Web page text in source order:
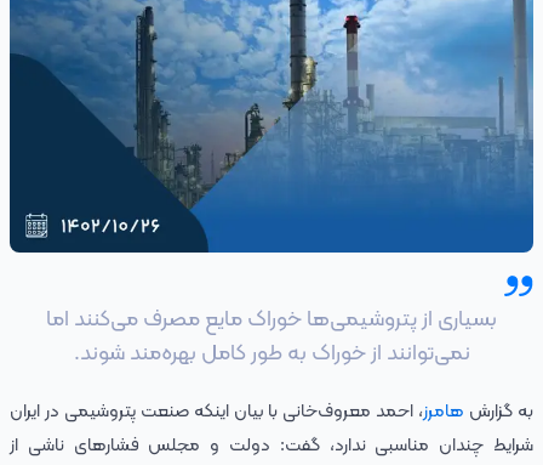
بسیاری از پتروشیمی‌ها خوراک‌ مایع مصرف می‌کنند اما
نمی‌توانند از خوراک به طور کامل بهره‌مند شوند.
به گزارش هامرز، احمد معروف‌خانی با بیان اینکه صنعت پتروشیمی در ایران
شرایط چندان مناسبی ندارد، گفت: دولت و مجلس فشارهای ناشی از